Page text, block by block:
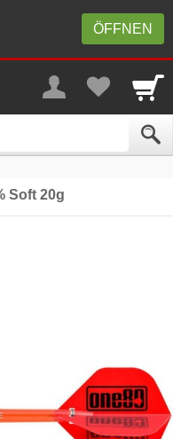
ÖFFNEN
Soft 20g